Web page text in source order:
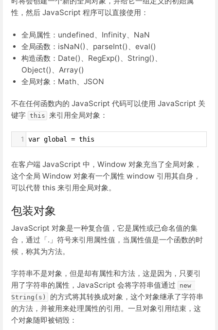
性，然后 JavaScript 程序可以直接使用：
全局属性：undefined、Infinity、NaN
全局函数：isNaN()、parseInt()、eval()
构造函数：Date()、RegExp()、String()、
Object()、Array()
全局对象：Math、JSON
不在任何函数内的 JavaScript 代码可以使用 JavaScript 关
键字 this 来引用全局对象：
1 var global = this
在客户端 JavaScript 中，Window 对象充当了全局对象，
这个全局 Window 对象有一个属性 window 引用其自身，
可以代替 this 来引用全局对象。
包装对象
JavaScript 对象是一种复合值，它是属性或已命名值的集
合，通过「.」符号来引用属性值，当属性值是一个函数的时
候，称其为方法。
字符串不是对象，但是却有属性和方法，这是因为，只要引
用了字符串的属性，JavaScript 会将字符串值通过
new
String(s)
的方式将其转换成对象，这个对象继承了字符串
的方法，并被用来处理属性的引用。一旦对象引用结束，这
个对象随即被销毁：